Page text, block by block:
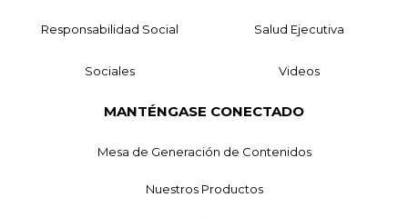
Responsabilidad Social Salud Ejecutiva
Sociales Videos
MANTÉNGASE CONECTADO
Mesa de Generación de Contenidos
Nuestros Productos